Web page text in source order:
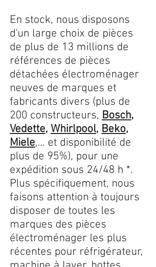
En stock, nous disposons
d'un large choix de pièces
de plus de 13 millions de
références de pièces
détachées électroménager
neuves de marques et
fabricants divers (plus de
200 constructeurs, Bosch,
Vedette, Whirlpool, Beko,
Miele,... et disponibilité de
plus de 95%), pour une
expédition sous 24/48 h *.
Plus spécifiquement, nous
faisons attention à toujours
disposer de toutes les
marques des pièces
électroménager les plus
récentes pour réfrigérateur,